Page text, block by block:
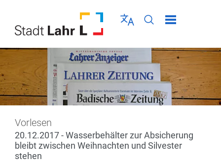
Sprache wählen
Seiten-Suche
Menü schließen
Vorlesen
20.12.2017 - Wasserbehälter zur Absicherung
bleibt zwischen Weihnachten und Silvester
stehen